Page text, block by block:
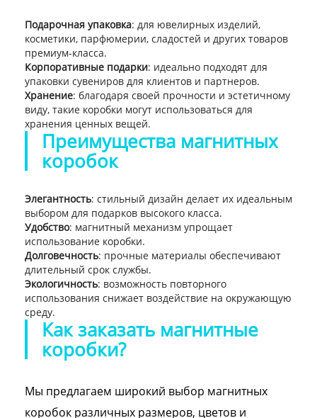
Подарочная упаковка: для ювелирных изделий,
косметики, парфюмерии, сладостей и других товаров
премиум-класса.
Корпоративные подарки: идеально подходят для
упаковки сувениров для клиентов и партнеров.
Хранение: благодаря своей прочности и эстетичному
виду, такие коробки могут использоваться для
хранения ценных вещей.
Преимущества магнитных
коробок
Элегантность: стильный дизайн делает их идеальным
выбором для подарков высокого класса.
Удобство: магнитный механизм упрощает
использование коробки.
Долговечность: прочные материалы обеспечивают
длительный срок службы.
Экологичность: возможность повторного
использования снижает воздействие на окружающую
среду.
Как заказать магнитные
коробки?
Мы предлагаем широкий выбор магнитных
коробок различных размеров, цветов и